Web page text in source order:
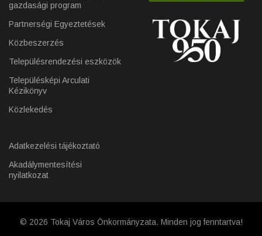
gazdasági program
Partnerségi Egyeztetések
Közbeszerzés
Településrendezési eszközök
Településképi Arculati
Kézikönyv
Közlekedés
Adatkezelési tájékoztató
Akadálymentesítési
nyilatkozat
© 2026 Tokaj Város Önkormányzata. Minden jog fenntartva!